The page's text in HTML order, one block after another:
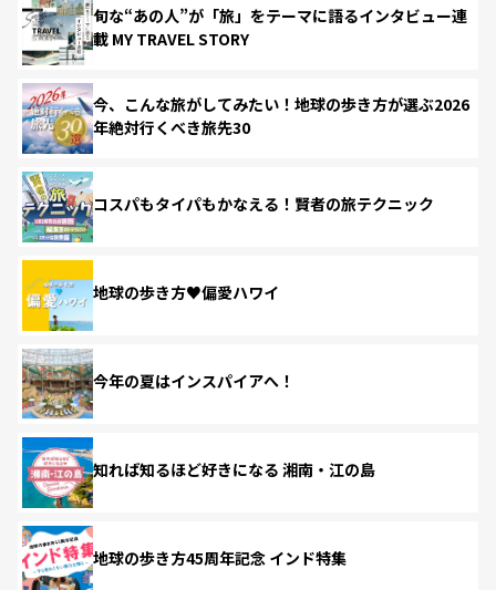
旬な“あの人”が「旅」をテーマに語るインタビュー連
載 MY TRAVEL STORY
今、こんな旅がしてみたい！地球の歩き方が選ぶ2026
年絶対行くべき旅先30
コスパもタイパもかなえる！賢者の旅テクニック
地球の歩き方♥偏愛ハワイ
今年の夏はインスパイアへ！
知れば知るほど好きになる 湘南・江の島
地球の歩き方45周年記念 インド特集